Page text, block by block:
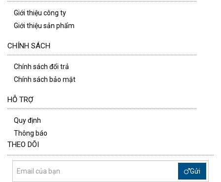
Giới thiệu công ty
Giới thiệu sản phẩm
CHÍNH SÁCH
Chính sách đổi trả
Chính sách bảo mật
HỖ TRỢ
Quy định
Thông báo
THEO DÕI
Gửi